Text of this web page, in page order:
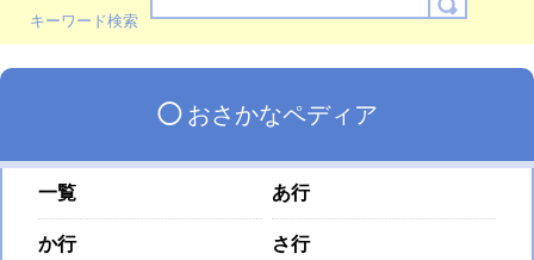
キーワード検索
◯おさかなペディア
一覧 あ行
か行 さ行